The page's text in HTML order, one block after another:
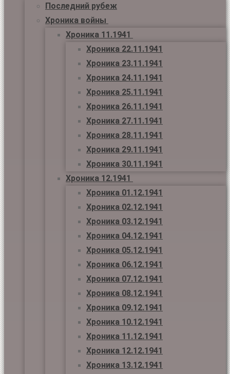
Последний рубеж
Хроника войны
Хроника 11.1941
Хроника 22.11.1941
Хроника 23.11.1941
Хроника 24.11.1941
Хроника 25.11.1941
Хроника 26.11.1941
Хроника 27.11.1941
Хроника 28.11.1941
Хроника 29.11.1941
Хроника 30.11.1941
Хроника 12.1941
Хроника 01.12.1941
Хроника 02.12.1941
Хроника 03.12.1941
Хроника 04.12.1941
Хроника 05.12.1941
Хроника 06.12.1941
Хроника 07.12.1941
Хроника 08.12.1941
Хроника 09.12.1941
Хроника 10.12.1941
Хроника 11.12.1941
Хроника 12.12.1941
Хроника 13.12.1941